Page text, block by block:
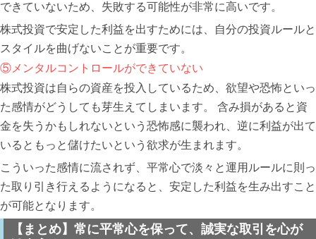
できていないため、失敗する可能性が非常に高いです。
株式投資で安定した利益を出すためには、自分の投資ルールと
スタイルを曲げないことが重要です。
⑤メンタルコントロールができていない
株式投資は自らの資産を投入しているため、欲望や恐怖といっ
た感情がどうしても芽生えてしまいます。 含み損があると資
金を失うかもしれないという恐怖感に襲われ、逆に利益が出て
いるともっと儲けたいという欲求が生まれます。
こういった感情に流されず、平常心で淡々と運用ルールに則っ
た取り引き行えるようになると、安定した利益を生み出すこと
が可能となります。
【まとめ】常に平常心を保って、誠実な取引を心が